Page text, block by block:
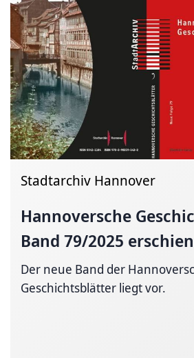
Stadtarchiv Hannover
Hannoversche
Band 79/2025
Der neue Band der
Geschichtsblätter liegt vor.